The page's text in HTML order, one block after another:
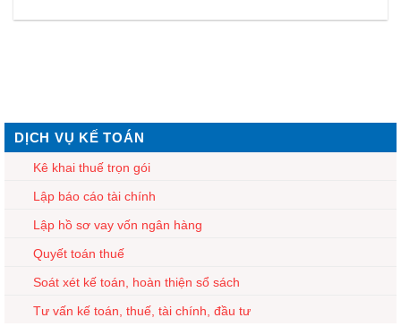
DỊCH VỤ KẾ TOÁN
Kê khai thuế trọn gói
Lập báo cáo tài chính
Lập hồ sơ vay vốn ngân hàng
Quyết toán thuế
Soát xét kế toán, hoàn thiện sổ sách
Tư vấn kế toán, thuế, tài chính, đầu tư